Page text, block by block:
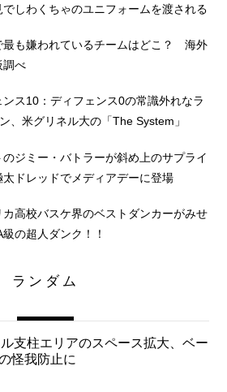
でしわくちゃのユニフォームを渡される
最も嫌われているチームはどこ？ 海外
調べ
ンス10：ディフェンス0の常識外れなラ
、米グリネル大の「The System」
のジミー・バトラーが斜め上のサプライ
太ドレッドでメディアデーに登場
カ高校バスケ界のベストダンカーがみせ
級の超人ダンク！！
ランダム
支柱エリアのスペース拡大、ベー
怪我防止に